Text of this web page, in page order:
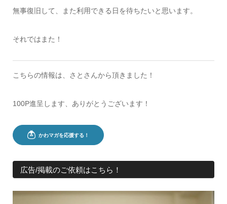
無事復旧して、また利用できる日を待ちたいと思います。
それではまた！
こちらの情報は、さとさんから頂きました！
100P進呈します、ありがとうございます！
広告/掲載のご依頼はこちら！